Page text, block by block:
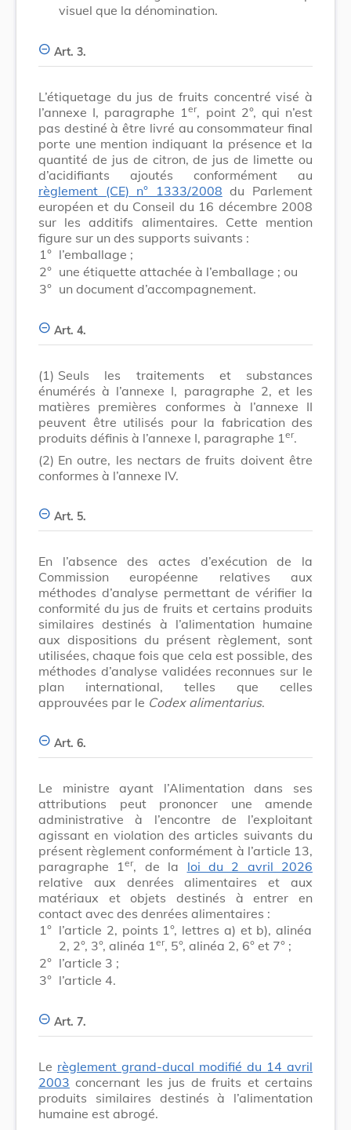
visuel que la dénomination.
Art. 3.
L’étiquetage du jus de fruits concentré visé à
l’annexe I, paragraphe 1er, point 2°, qui n’est
pas destiné à être livré au consommateur final
porte une mention indiquant la présence et la
quantité de jus de citron, de jus de limette ou
d’acidifiants ajoutés conformément au
règlement (CE) n° 1333/2008 du Parlement
européen et du Conseil du 16 décembre 2008
sur les additifs alimentaires. Cette mention
figure sur un des supports suivants :
1° l’emballage ;
2° une étiquette attachée à l’emballage ; ou
3° un document d’accompagnement.
Art. 4.
(1) Seuls les traitements et substances
énumérés à l’annexe I, paragraphe 2, et les
matières premières conformes à l’annexe II
peuvent être utilisés pour la fabrication des
produits définis à l’annexe I, paragraphe 1 er.
(2) En outre, les nectars de fruits doivent être
conformes à l’annexe IV.
Art. 5.
En l’absence des actes d’exécution de la
Commission européenne relatives aux
méthodes d’analyse permettant de vérifier la
conformité du jus de fruits et certains produits
similaires destinés à l’alimentation humaine
aux dispositions du présent règlement, sont
utilisées, chaque fois que cela est possible, des
méthodes d’analyse validées reconnues sur le
plan international, telles que celles
approuvées par le Codex alimentarius.
Art. 6.
Le ministre ayant l’Alimentation dans ses
attributions peut prononcer une amende
administrative à l’encontre de l’exploitant
agissant en violation des articles suivants du
présent règlement conformément à l’article 13,
paragraphe 1er, de la loi du 2 avril 2026
relative aux denrées alimentaires et aux
matériaux et objets destinés à entrer en
contact avec des denrées alimentaires :
1° l’article 2, points 1°, lettres a) et b), alinéa
2, 2°, 3°, alinéa 1 er, 5°, alinéa 2, 6° et 7° ;
2° l’article 3 ;
3° l’article 4.
Art. 7.
Le règlement grand-ducal modifié du 14 avril
2003 concernant les jus de fruits et certains
produits similaires destinés à l’alimentation
humaine est abrogé.